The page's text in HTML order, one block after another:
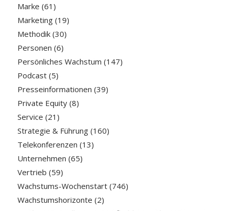
Marke (61)
Marketing(19)
Methodik(30)
Personen (6)
Persönliches Wachstum (147)
Podcast(5)
Presseinformationen (39)
Private Equity(8)
Service (21)
Strategie & Führung(160)
Telekonferenzen (13)
Unternehmen (65)
Vertrieb (59)
Wachstums-Wochenstart(746)
Wachstumshorizonte (2)